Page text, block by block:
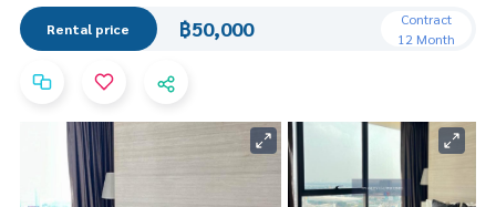
Rental price ฿50,000
Contract
12 Month